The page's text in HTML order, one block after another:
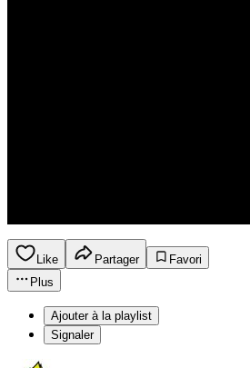
Like Partager
Favori
Plus
Ajouter à la playlist
Signaler